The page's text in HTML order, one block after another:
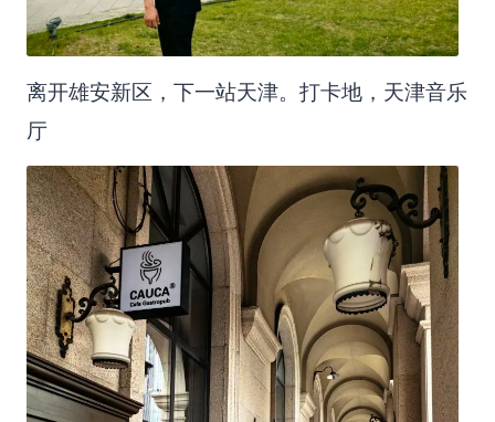
离开雄安新区，下一站天津。打卡地，天津音乐
厅